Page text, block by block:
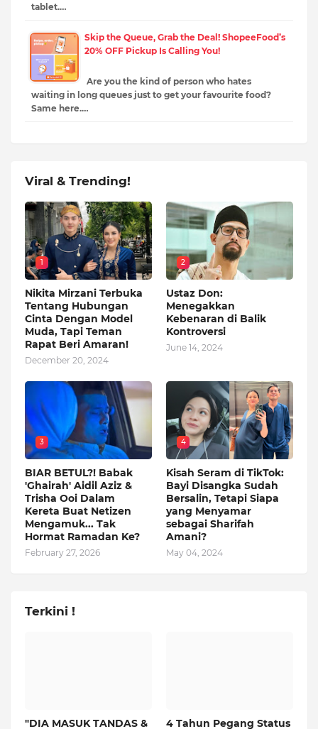
tablet.…
Skip the Queue, Grab the Deal! ShopeeFood’s
20% OFF Pickup Is Calling You!
Are you the kind of person who hates
waiting in long queues just to get your favourite food?
Same here.…
Viral & Trending!
1
Nikita Mirzani Terbuka
Tentang Hubungan
Cinta Dengan Model
Muda, Tapi Teman
Rapat Beri Amaran!
December 20, 2024
2
Ustaz Don:
Menegakkan
Kebenaran di Balik
Kontroversi
June 14, 2024
3
BIAR BETUL?! Babak
'Ghairah' Aidil Aziz &
Trisha Ooi Dalam
Kereta Buat Netizen
Mengamuk... Tak
Hormat Ramadan Ke?
February 27, 2026
4
Kisah Seram di TikTok:
Bayi Disangka Sudah
Bersalin, Tetapi Siapa
yang Menyamar
sebagai Sharifah
Amani?
May 04, 2024
Terkini !
"DIA MASUK TANDAS &
4 Tahun Pegang Status